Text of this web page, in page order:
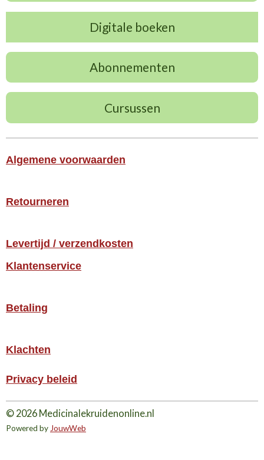
Digitale boeken
Abonnementen
Cursussen
Algemene voorwaarden
Retourneren
Levertijd / verzendkosten
Klantenservice
Betaling
Klachten
Privacy beleid
© 2026 Medicinalekruidenonline.nl
Powered by JouwWeb